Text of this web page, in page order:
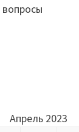
Апрель 2023